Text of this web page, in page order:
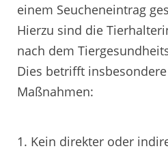
einem Seucheneintrag
Hierzu sind die
nach dem
Dies betrifft
Maßnahmen:
1. Kein direkter oder